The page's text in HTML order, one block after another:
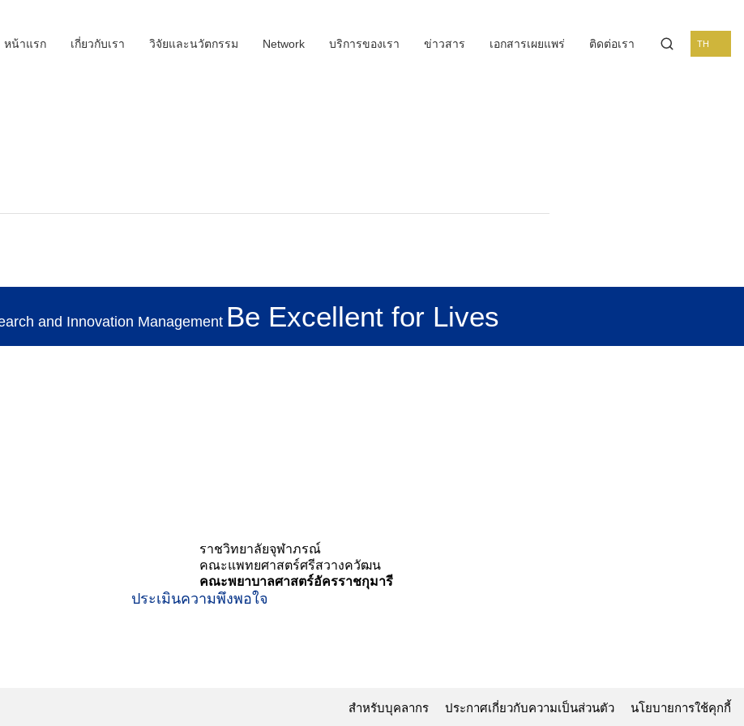
หน้าแรก เกี่ยวกับเรา วิจัยและนวัตกรรม Network บริการของเรา ข่าวสาร เอกสารเผยแพร่ ติดต่อเรา TH
and Innovation Management Be Excellent for Lives
ราชวิทยาลัยจุฬาภรณ์
คณะแพทยศาสตร์ศรีสวางควัฒน
คณะพยาบาลศาสตร์อัครราชกุมารี
ประเมินความพึงพอใจ
สำหรับบุคลากร ประกาศเกี่ยวกับความเป็นส่วนตัว นโยบายการใช้คุกกี้